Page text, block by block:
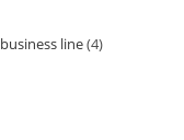
business line 4